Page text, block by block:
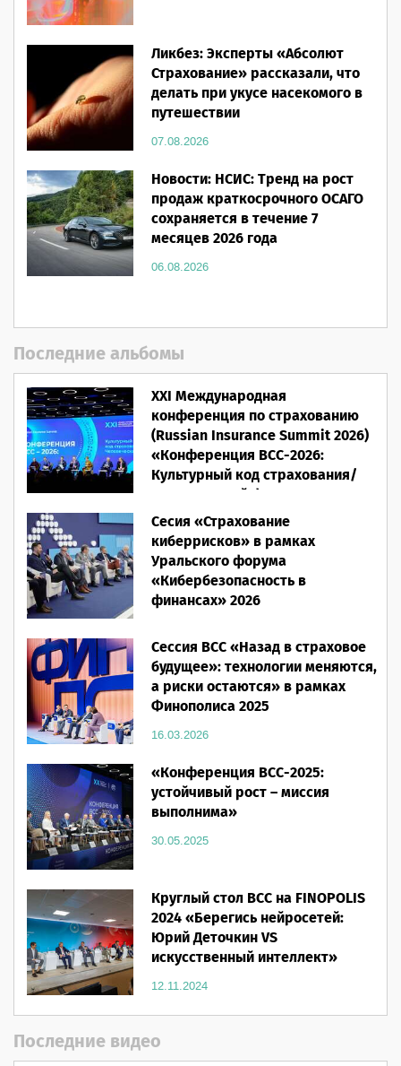
Ликбез: Эксперты «Абсолют
Страхование» рассказали, что
делать при укусе насекомого в
путешествии
07.08.2026
Новости: НСИС: Тренд на рост
продаж краткосрочного ОСАГО
сохраняется в течение 7
месяцев 2026 года
06.08.2026
Последние альбомы
XXI Международная
конференция по страхованию
(Russian Insurance Summit 2026)
«Конференция ВСС-2026:
Культурный код страхования/
Человеческий фактор»
28.05.2026
Сесия «Страхование
киберрисков» в рамках
Уральского форума
«Кибербезопасность в
финансах» 2026
Сессия ВСС «Назад в страховое
будущее»: технологии меняются,
а риски остаются» в рамках
Финополиса 2025
16.03.2026
«Конференция ВСС-2025:
устойчивый рост – миссия
выполнима»
30.05.2025
Круглый стол ВСС на FINOPOLIS
2024 «Берегись нейросетей:
Юрий Деточкин VS
искусственный интеллект»
12.11.2024
Последние видео